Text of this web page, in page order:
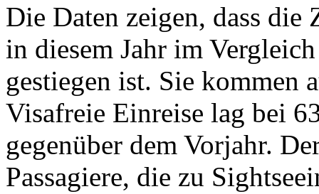
Die Daten zeigen, dass die
in diesem Jahr im
gestiegen ist. Sie kommen
Visafreie Einreise lag bei
gegenüber dem Vorjahr.
Passagiere, die zu